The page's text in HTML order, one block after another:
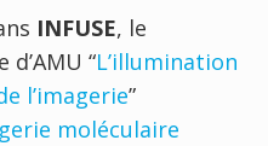
INFUSE, le
“L’illumination
l’imagerie”
moléculaire